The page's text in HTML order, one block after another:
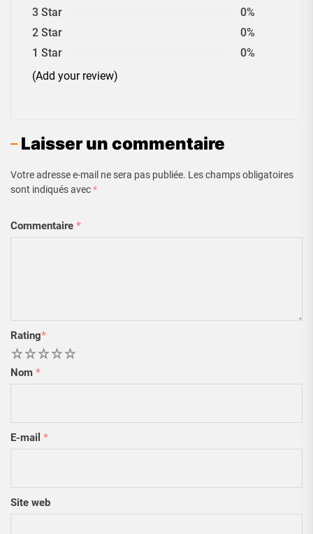
3 Star
0%
2 Star
0%
1 Star
0%
(Add your review)
Laisser un commentaire
Votre adresse e-mail ne sera pas publiée. Les champs obligatoires
sont indiqués avec*
Commentaire *
Rating*
5
4
3
2
Nom *
E-mail *
Site web